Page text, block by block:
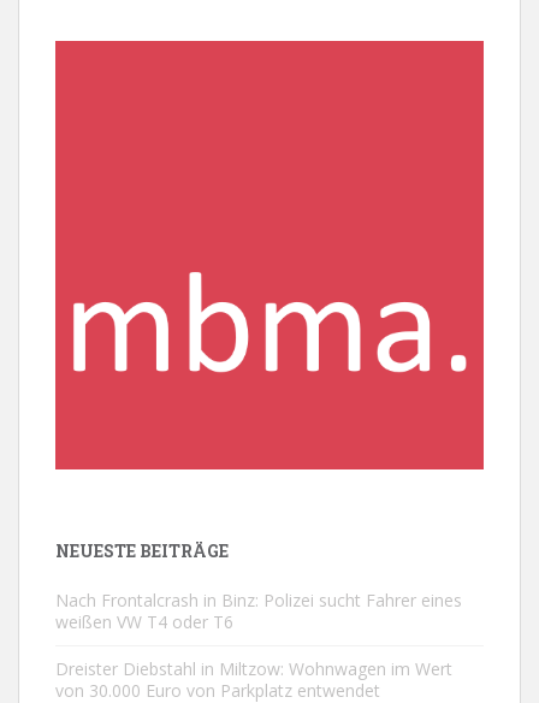
NEUESTE BEITRÄGE
Nach Frontalcrash in Binz: Polizei sucht Fahrer eines
weißen VW T4 oder T6
Dreister Diebstahl in Miltzow: Wohnwagen im Wert
von 30.000 Euro von Parkplatz entwendet